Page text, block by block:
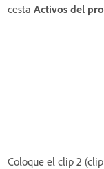
cesta Activos del
Coloque el clip 2